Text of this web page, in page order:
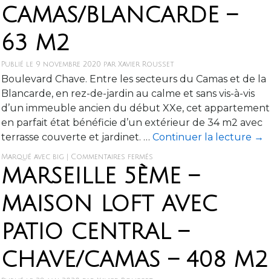
CAMAS/BLANCARDE –
63 M2
Publié le 9 novembre 2020 par Xavier Rousset
Boulevard Chave. Entre les secteurs du Camas et de la
Blancarde, en rez-de-jardin au calme et sans vis-à-vis
d’un immeuble ancien du début XXe, cet appartement
en parfait état bénéficie d’un extérieur de 34 m2 avec
terrasse couverte et jardinet. … Continuer la lecture →
Marqué avec big Commentaires fermés
MARSEILLE 5ÈME –
MAISON LOFT AVEC
PATIO CENTRAL –
CHAVE/CAMAS – 408 M2